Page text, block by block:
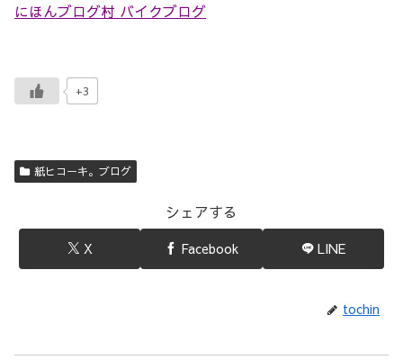
にほんブログ村 バイクブログ
+3
紙ヒコーキ。ブログ
シェアする
X Facebook LINE
tochin